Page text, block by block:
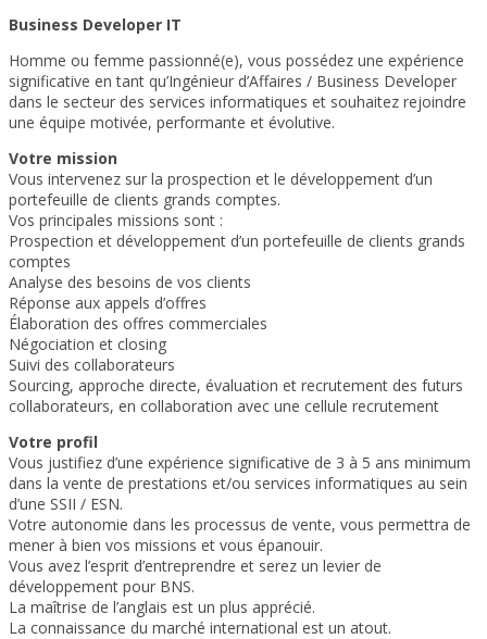
Business Developer IT
Homme ou femme passionné(e), vous possédez une expérience
significative en tant qu’Ingénieur d’Affaires / Business Developer
dans le secteur des services informatiques et souhaitez rejoindre
une équipe motivée, performante et évolutive.
Votre mission
Vous intervenez sur la prospection et le développement d’un
portefeuille de clients grands comptes.
Vos principales missions sont :
Prospection et développement d’un portefeuille de clients grands
comptes
Analyse des besoins de vos clients
Réponse aux appels d’offres
Élaboration des offres commerciales
Négociation et closing
Suivi des collaborateurs
Sourcing, approche directe, évaluation et recrutement des futurs
collaborateurs, en collaboration avec une cellule recrutement
Votre profil
Vous justifiez d’une expérience significative de 3 à 5 ans minimum
dans la vente de prestations et/ou services informatiques au sein
d’une SSII / ESN.
Votre autonomie dans les processus de vente, vous permettra de
mener à bien vos missions et vous épanouir.
Vous avez l’esprit d’entreprendre et serez un levier de
développement pour BNS.
La maîtrise de l’anglais est un plus apprécié.
La connaissance du marché international est un atout.